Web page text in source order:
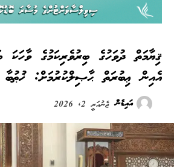
ޤިޔާމަތް ދުވަހުގެ ބިރުވެރިކަމުގެ ވާހަކަ
އެއިން ޢިބުރަތް ޙާޞިލްކުރުމަށް: ޚުޠުބާ
އައިޑެން ޖެނުއަރީ 2, 2026